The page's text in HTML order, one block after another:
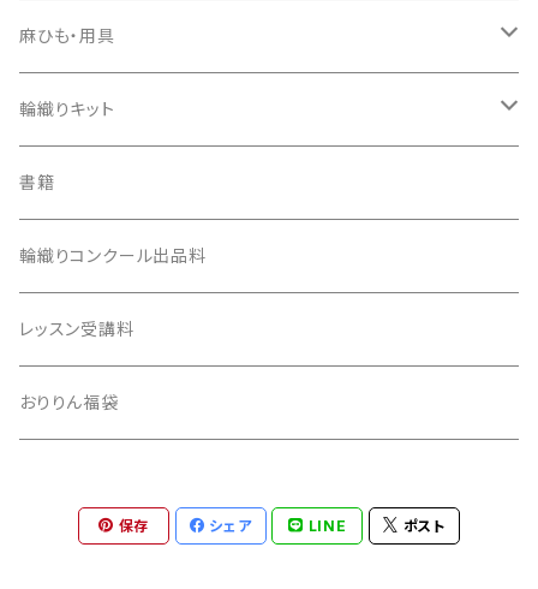
樹脂おりりん®
ダンボール版ecoおりりん
麻ひも・用具
カラー麻ひも
用具
生成り麻ひも
輪織りキット
習熟コースキット
安価版キット
100均活用キット
書籍
輪織りコンクール出品料
レッスン受講料
おりりん福袋
保存 シェア LINE ポスト